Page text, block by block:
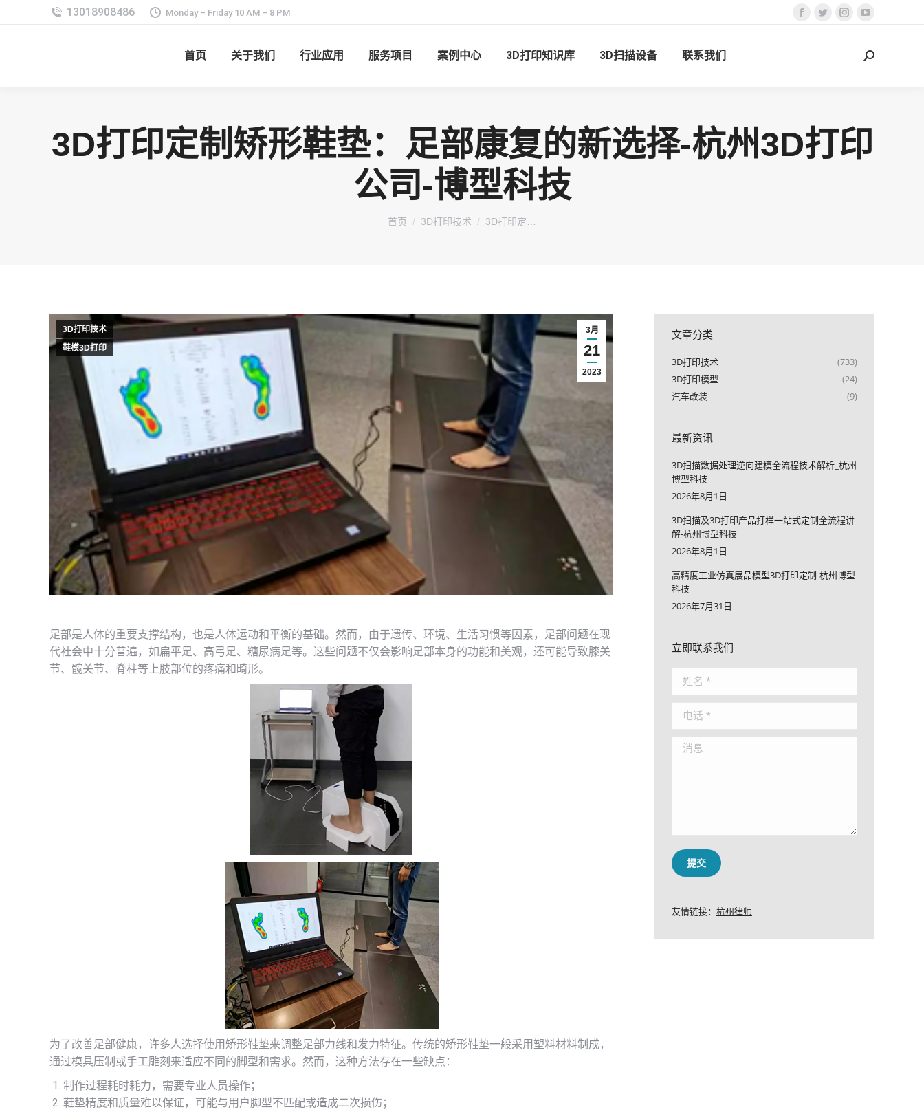
Monday – Friday 10 AM – 8 PM
Facebook
中
打
Twitter
中
Instagram
中
打
在
中
首页 关于我们 行业应用 服务项目 案例中心 3D打印知识库 3D扫描设备 联系我们
搜
3D打印定制矫形鞋垫：足部康复的新选择-杭州3D打印
公司-博型科技
您在这里：
首页 3D打印技术 3D打印定…
3月
21
2023
3D打印技术
鞋模3D打印
足部是人体的重要支撑结构，也是人体运动和平衡的基础。然而，由于遗传、环境、生活习惯等因素，足部问题在现
代社会中十分普遍，如扁平足、高弓足、糖尿病足等。这些问题不仅会影响足部本身的功能和美观，还可能导致膝关
节、髋关节、脊柱等上肢部位的疼痛和畸形。
为了改善足部健康，许多人选择使用矫形鞋垫来调整足部力线和发力特征。传统的矫形鞋垫一般采用塑料材料制成，
通过模具压制或手工雕刻来适应不同的脚型和需求。然而，这种方法存在一些缺点：
制作过程耗时耗力，需要专业人员操作；
鞋垫精度和质量难以保证，可能与用户脚型不匹配或造成二次损伤；
文章分类
3D打印技术
(733)
3D打印模型
(24)
汽车改装
(9)
最新资讯
3D扫描数据处理逆向建模全流程技术解析_杭州
博型科技
2026年8月1日
3D扫描及3D打印产品打样一站式定制全流程讲
解-杭州博型科技
2026年8月1日
高精度工业仿真展品模型3D打印定制-杭州博型
科技
2026年7月31日
立即联系我们
姓名 *
电话 *
消息
提交
友情链接： 杭州律师